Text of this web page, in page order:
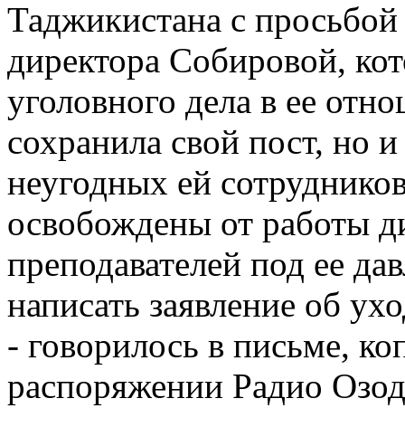
Таджикистана с
директора Собировой,
уголовного дела в ее
сохранила свой пост, но
неугодных ей
освобождены от работы
преподавателей под ее
написать заявление об
- говорилось в письме,
распоряжении Радио